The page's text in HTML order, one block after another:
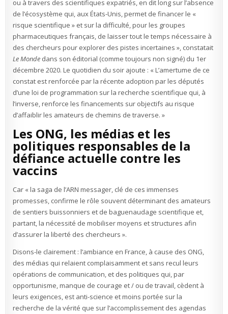
ou à travers des scientifiques expatriés, en dit long sur l’absence
de l’écosystème qui, aux États-Unis, permet de financer le «
risque scientifique » et sur la difficulté, pour les groupes
pharmaceutiques français, de laisser tout le temps nécessaire à
des chercheurs pour explorer des pistes incertaines », constatait
Le Monde dans son éditorial (comme toujours non signé) du 1er
décembre 2020. Le quotidien du soir ajoute : « L’amertume de ce
constat est renforcée par la récente adoption par les députés
d’une loi de programmation sur la recherche scientifique qui, à
l’inverse, renforce les financements sur objectifs au risque
d’affaiblir les amateurs de chemins de traverse. »
Les ONG, les médias et les
politiques responsables de la
défiance actuelle contre les
vaccins
Car « la saga de l’ARN messager, clé de ces immenses
promesses, confirme le rôle souvent déterminant des amateurs
de sentiers buissonniers et de baguenaudage scientifique et,
partant, la nécessité de mobiliser moyens et structures afin
d’assurer la liberté des chercheurs ».
Disons-le clairement : l’ambiance en France, à cause des ONG,
des médias qui relaient complaisamment et sans recul leurs
opérations de communication, et des politiques qui, par
opportunisme, manque de courage et / ou de travail, cèdent à
leurs exigences, est anti-science et moins portée sur la
recherche de la vérité que sur l’accomplissement des agendas